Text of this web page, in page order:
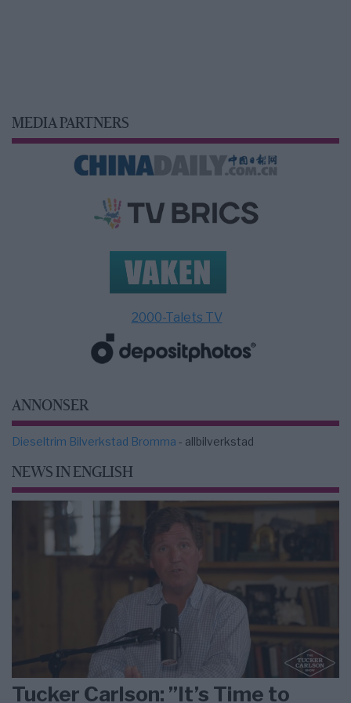
MEDIA PARTNERS
2000-Talets TV
ANNONSER
Dieseltrim Bilverkstad Bromma - allbilverkstad
NEWS IN ENGLISH
Tucker Carlson: ”It’s Time to